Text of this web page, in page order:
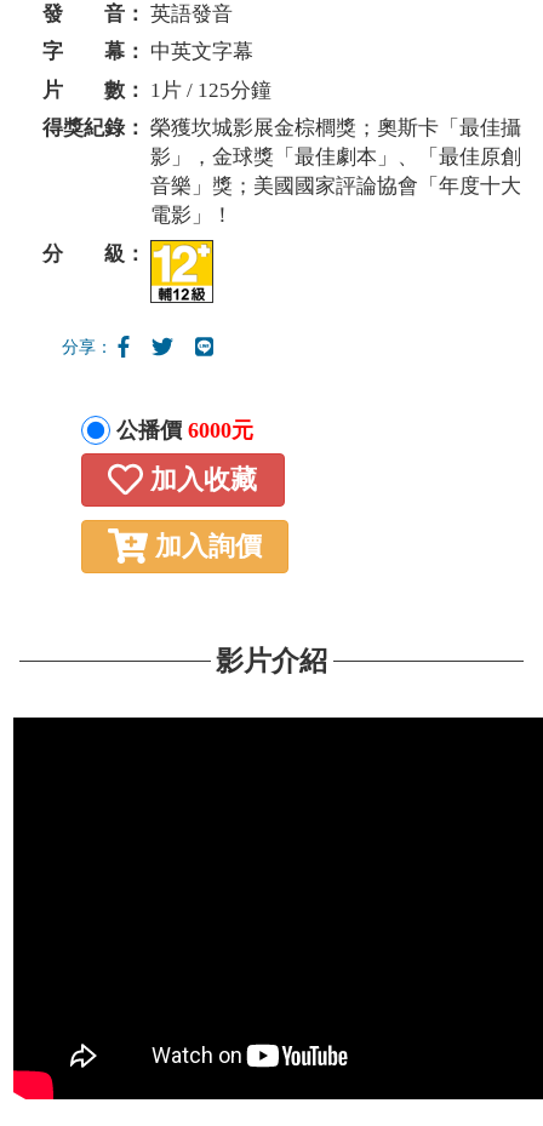
發 音： 英語發音
字 幕： 中英文字幕
片 數： 1片 / 125分鐘
得獎紀錄： 榮獲坎城影展金棕櫚獎；奧斯卡「最佳攝
影」，金球獎「最佳劇本」、「最佳原創
音樂」獎；美國國家評論協會「年度十大
電影」！
分 級：
分享：
公播價 6000元
加入收藏
加入詢價
影片介紹